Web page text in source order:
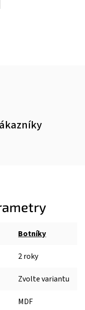
Botníky
2 roky
Zvolte variantu
MDF